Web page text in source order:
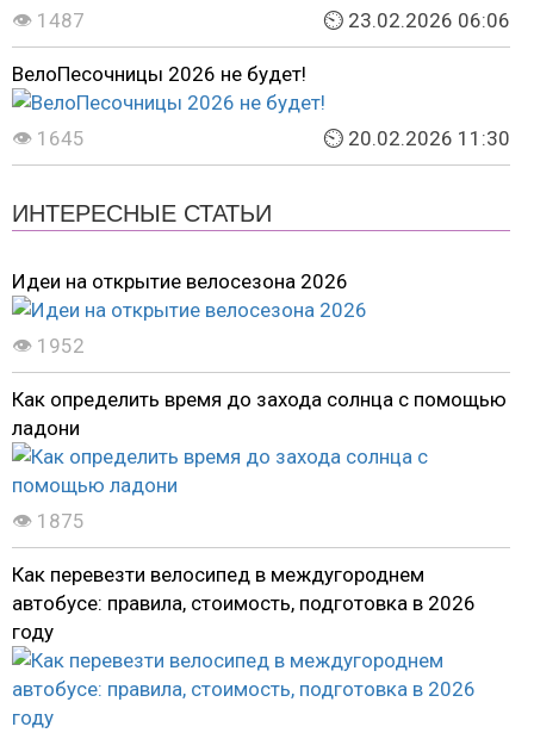
👁 1487 ⏲ 23.02.2026 06:06
ВелоПесочницы 2026 не будет!
👁 1645 ⏲ 20.02.2026 11:30
ИНТЕРЕСНЫЕ СТАТЬИ
Идеи на открытие велосезона 2026
👁 1952
Как определить время до захода солнца с помощью
ладони
👁 1875
Как перевезти велосипед в междугороднем
автобусе: правила, стоимость, подготовка в 2026
году